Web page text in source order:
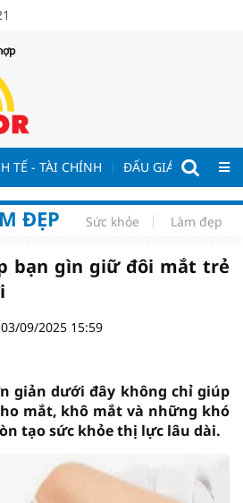
TẾ - TÀI CHÍNH ĐẤU GIÁ - ĐẤU
ĐẸP Sức khỏe Làm đẹp
bạn gìn giữ đôi mắt trẻ
03/09/2025 15:59
giản dưới đây không chỉ giúp
mắt, khô mắt và những khó
tạo sức khỏe thị lực lâu dài.